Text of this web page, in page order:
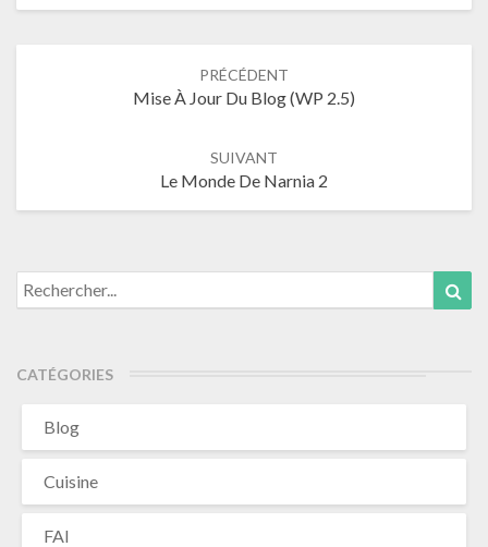
PRÉCÉDENT
Mise À Jour Du Blog (WP 2.5)
SUIVANT
Le Monde De Narnia 2
Search
for:
CATÉGORIES
Blog
Cuisine
FAI